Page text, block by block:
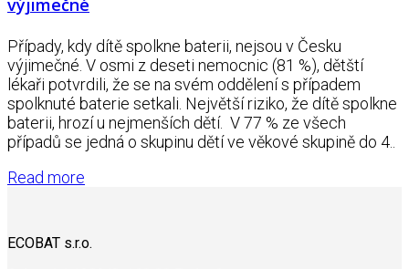
Případy, kdy dítě spolkne baterii, nejsou v Česku
výjimečné. V osmi z deseti nemocnic (81 %), dětští
lékaři potvrdili, že se na svém oddělení s případem
spolknuté baterie setkali. Největší riziko, že dítě spolkne
baterii, hrozí u nejmenších dětí. V 77 % ze všech
případů se jedná o skupinu dětí ve věkové skupině do 4..
Read more
ECOBAT s.r.o.